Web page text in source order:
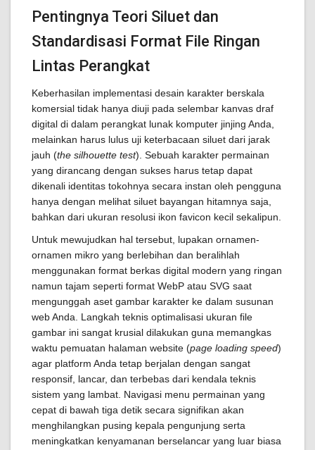
Pentingnya Teori Siluet dan
Standardisasi Format File Ringan
Lintas Perangkat
Keberhasilan implementasi desain karakter berskala
komersial tidak hanya diuji pada selembar kanvas draf
digital di dalam perangkat lunak komputer jinjing Anda,
melainkan harus lulus uji keterbacaan siluet dari jarak
jauh (the silhouette test). Sebuah karakter permainan
yang dirancang dengan sukses harus tetap dapat
dikenali identitas tokohnya secara instan oleh pengguna
hanya dengan melihat siluet bayangan hitamnya saja,
bahkan dari ukuran resolusi ikon favicon kecil sekalipun.
Untuk mewujudkan hal tersebut, lupakan ornamen-
ornamen mikro yang berlebihan dan beralihlah
menggunakan format berkas digital modern yang ringan
namun tajam seperti format WebP atau SVG saat
mengunggah aset gambar karakter ke dalam susunan
web Anda. Langkah teknis optimalisasi ukuran file
gambar ini sangat krusial dilakukan guna memangkas
waktu pemuatan halaman website (page loading speed)
agar platform Anda tetap berjalan dengan sangat
responsif, lancar, dan terbebas dari kendala teknis
sistem yang lambat. Navigasi menu permainan yang
cepat di bawah tiga detik secara signifikan akan
menghilangkan pusing kepala pengunjung serta
meningkatkan kenyamanan berselancar yang luar biasa